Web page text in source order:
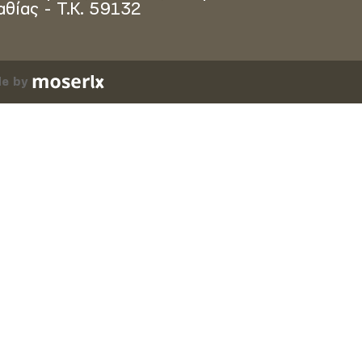
- Τ.Κ. 59132
by